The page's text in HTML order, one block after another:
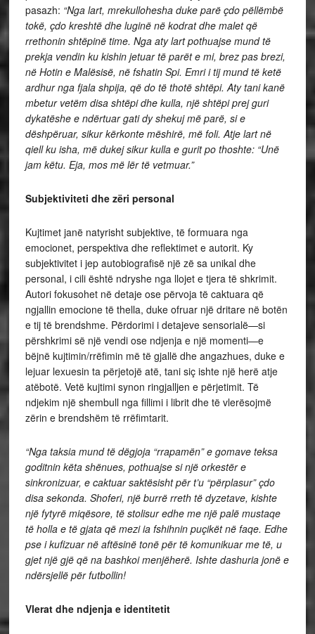
pasazh: “Nga lart, mrekullohesha duke parë çdo pëllëmbë
tokë, çdo kreshtë dhe luginë në kodrat dhe malet që
rrethonin shtëpinë time. Nga aty lart pothuajse mund të
prekja vendin ku kishin jetuar të parët e mi, brez pas brezi,
në Hotin e Malësisë, në fshatin Spi. Emri i tij mund të ketë
ardhur nga fjala shpija, që do të thotë shtëpi. Aty tani kanë
mbetur vetëm disa shtëpi dhe kulla, një shtëpi prej guri
dykatëshe e ndërtuar gati dy shekuj më parë, si e
dëshpëruar, sikur kërkonte mëshirë, më foli. Atje lart në
qiell ku isha, më dukej sikur kulla e gurit po thoshte: “Unë
jam këtu. Eja, mos më lër të vetmuar.”
Subjektiviteti dhe zëri personal
Kujtimet janë natyrisht subjektive, të formuara nga
emocionet, perspektiva dhe reflektimet e autorit. Ky
subjektivitet i jep autobiografisë një zë sa unikal dhe
personal, i cili është ndryshe nga llojet e tjera të shkrimit.
Autori fokusohet në detaje ose përvoja të caktuara që
ngjallin emocione të thella, duke ofruar një dritare në botën
e tij të brendshme. Përdorimi i detajeve sensorialë—si
përshkrimi së një vendi ose ndjenja e një momenti—e
bëjnë kujtimin/rrëfimin më të gjallë dhe angazhues, duke e
lejuar lexuesin ta përjetojë atë, tani siç ishte një herë atje
atëbotë. Vetë kujtimi synon ringjalljen e përjetimit. Të
ndjekim një shembull nga fillimi i librit dhe të vlerësojmë
zërin e brendshëm të rrëfimtarit.
“Nga taksia mund të dëgjoja “rrapamën” e gomave teksa
goditnin këta shënues, pothuajse si një orkestër e
sinkronizuar, e caktuar saktësisht për t’u “përplasur” çdo
disa sekonda. Shoferi, një burrë rreth të dyzetave, kishte
një fytyrë miqësore, të stolisur edhe me një palë mustaqe
të holla e të gjata që mezi ia fshihnin puçikët në faqe. Edhe
pse i kufizuar në aftësinë tonë për të komunikuar me të, u
gjet një gjë që na bashkoi menjëherë. Ishte dashuria jonë e
ndërsjellë për futbollin!
Vlerat dhe ndjenja e identitetit